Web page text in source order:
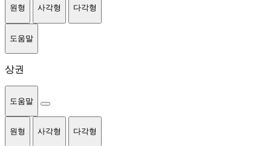
원형 사각형 다각형
도움말
상권
도움말
원형 사각형 다각형